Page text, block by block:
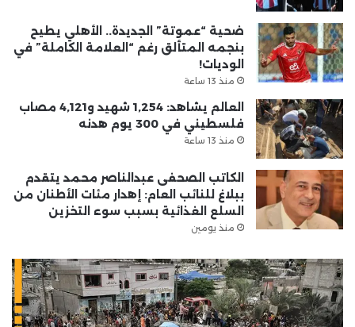
ضحية “عموتة” الجديدة.. الأهلي يطيح
بنجمه المتألق رغم “العلامة الكاملة” في
الوديات!
منذ 13 ساعة
العالم يشاهد: 1,254 شهيد و4,121 مصاب
فلسطيني في 300 يوم هدنه
منذ 13 ساعة
الكاتب الصحفى عبدالناصر محمد يتقدم
ببلاغ للنائب العام: إهدار مئات الأطنان من
السلع الغذائية بسبب سوء التخزين
منذ يومين